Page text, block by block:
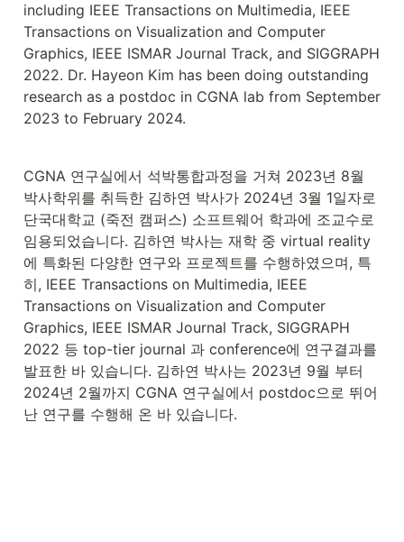
including IEEE Transactions on Multimedia, IEEE
Transactions on Visualization and Computer
Graphics, IEEE ISMAR Journal Track, and SIGGRAPH
2022. Dr. Hayeon Kim has been doing outstanding
research as a postdoc in CGNA lab from September
2023 to February 2024.
CGNA 연구실에서 석박통합과정을 거쳐 2023년 8월
박사학위를 취득한 김하연 박사가 2024년 3월 1일자로
단국대학교 (죽전 캠퍼스) 소프트웨어 학과에 조교수로
임용되었습니다. 김하연 박사는 재학 중 virtual reality
에 특화된 다양한 연구와 프로젝트를 수행하였으며, 특
히, IEEE Transactions on Multimedia, IEEE
Transactions on Visualization and Computer
Graphics, IEEE ISMAR Journal Track, SIGGRAPH
2022 등 top-tier journal 과 conference에 연구결과를
발표한 바 있습니다. 김하연 박사는 2023년 9월 부터
2024년 2월까지 CGNA 연구실에서 postdoc으로 뛰어
난 연구를 수행해 온 바 있습니다.